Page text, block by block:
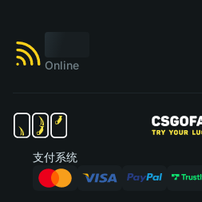
Online
支付系统